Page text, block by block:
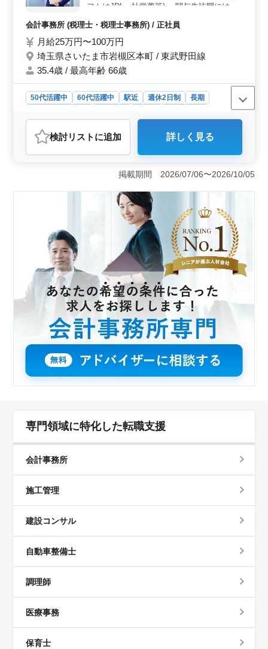
通勤手段を選べます。賞与あり、交通費実費支給（上限
働ける環境です。
フトはJDL、社労夢等) ・関与先訪問には、
社有車を使います。 ・業務遂行について
は、効率を重視します。 関与先に対して
は、電話又は訪問し、わかりやすく説明する
ため、チームで総合的に対応するので、コミ
ュニケーション能力が高い方を希望します。
会計事務所 (税理士・税理士事務所) / 正社員
月給25万円〜100万円
埼玉県さいたま市岩槻区本町 / 東武野田線
35.4歳 / 最高年齢 66歳
50代活躍中 60代活躍中 駅近 週休2日制
長期
おすすめポイント
＜勤務条件＞ 正社員として勤務する、埼玉県さいたま
市岩槻区の会計事務所の求人です。駅近で通勤が便利
で、週休2日制で残業も少なめとなっています。中高年の
方々も活躍中です。 ＜必要な経験・資格＞ 税理士
資格者または税理士科目合格者であり、会計事務所での
経験がある方を求めています。また、コミュニケーショ
ン能力が高い方が望ましいです。 ＜やりがい＞ チ
ームで総合的に対応するため、コミュニケーション力や
チームワークが活かせる職場です。正社員として安定し
た環境で、会計業務に携わることができます。
検討リスト に追加 詳しく見る
掲載期間 2026/07/06〜2026/10/05
専門領域に特化した転職支援
会計事務所
施工管理
建設コンサル
自動車整備士
調理師
医療事務
保育士